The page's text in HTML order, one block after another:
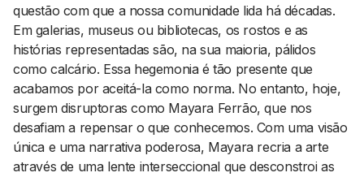
questão com que a nossa comunidade lida há décadas.
Em galerias, museus ou bibliotecas, os rostos e as
histórias representadas são, na sua maioria, pálidos
como calcário. Essa hegemonia é tão presente que
acabamos por aceitá-la como norma. No entanto, hoje,
surgem disruptoras como Mayara Ferrão, que nos
desafiam a repensar o que conhecemos. Com uma visão
única e uma narrativa poderosa, Mayara recria a arte
através de uma lente interseccional que desconstroi as